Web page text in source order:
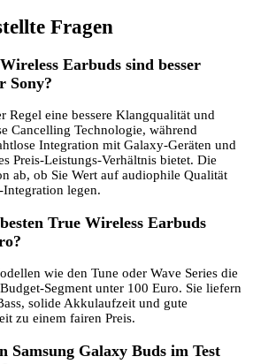
Fragen
Earbuds sind besser
Sony?
Regel eine bessere Klangqualität und
Cancelling Technologie, während
Integration mit Galaxy-Geräten und
Preis-Leistungs-Verhältnis bietet. Die
ab, ob Sie Wert auf audiophile Qualität
legen.
True Wireless Earbuds
wie den Tune oder Wave Series die
Segment unter 100 Euro. Sie liefern
solide Akkulaufzeit und gute
zu einem fairen Preis.
Samsung Galaxy Buds im Test